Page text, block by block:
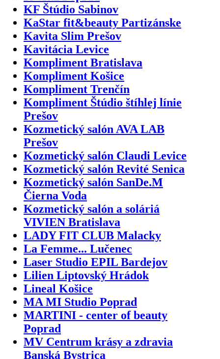
KF Štúdio Sabinov
KaStar fit&beauty Partizánske
Kavita Slim Prešov
Kavitácia Levice
Kompliment Bratislava
Kompliment Košice
Kompliment Trenčín
Kompliment Štúdio štíhlej línie
Prešov
Kozmetický salón AVA LAB
Prešov
Kozmetický salón Claudi Levice
Kozmetický salón Revité Senica
Kozmetický salón SanDe.M
Čierna Voda
Kozmetický salón a soláriá
VIVIEN Bratislava
LADY FIT CLUB Malacky
La Femme... Lučenec
Laser Studio EPIL Bardejov
Lilien Liptovský Hrádok
Lineal Košice
MA MI Studio Poprad
MARTINI - center of beauty
Poprad
MV Centrum krásy a zdravia
Banská Bystrica